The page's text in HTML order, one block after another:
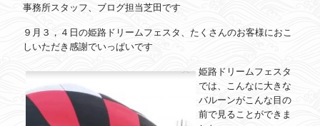
事務所スタッフ、ブログ担当芝田です
９月３，４日の姫路ドリームフェスタ、たくさんのお客様におこ
しいただき感謝でいっぱいです
姫路ドリームフェスタ
では、こんなに大きな
バルーンがこんな目の
前で見ることができま